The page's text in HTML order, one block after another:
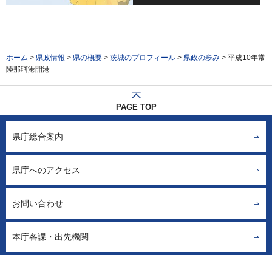
ホーム > 県政情報 > 県の概要 > 茨城のプロフィール > 県政の歩み > 平成10年常
陸那珂港開港
PAGE TOP
県庁総合案内
県庁へのアクセス
お問い合わせ
本庁各課・出先機関